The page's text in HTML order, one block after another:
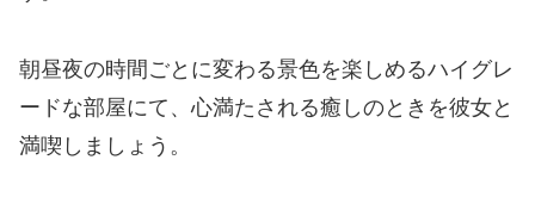
朝昼夜の時間ごとに変わる景色を楽しめるハイグレ
ードな部屋にて、心満たされる癒しのときを彼女と
満喫しましょう。